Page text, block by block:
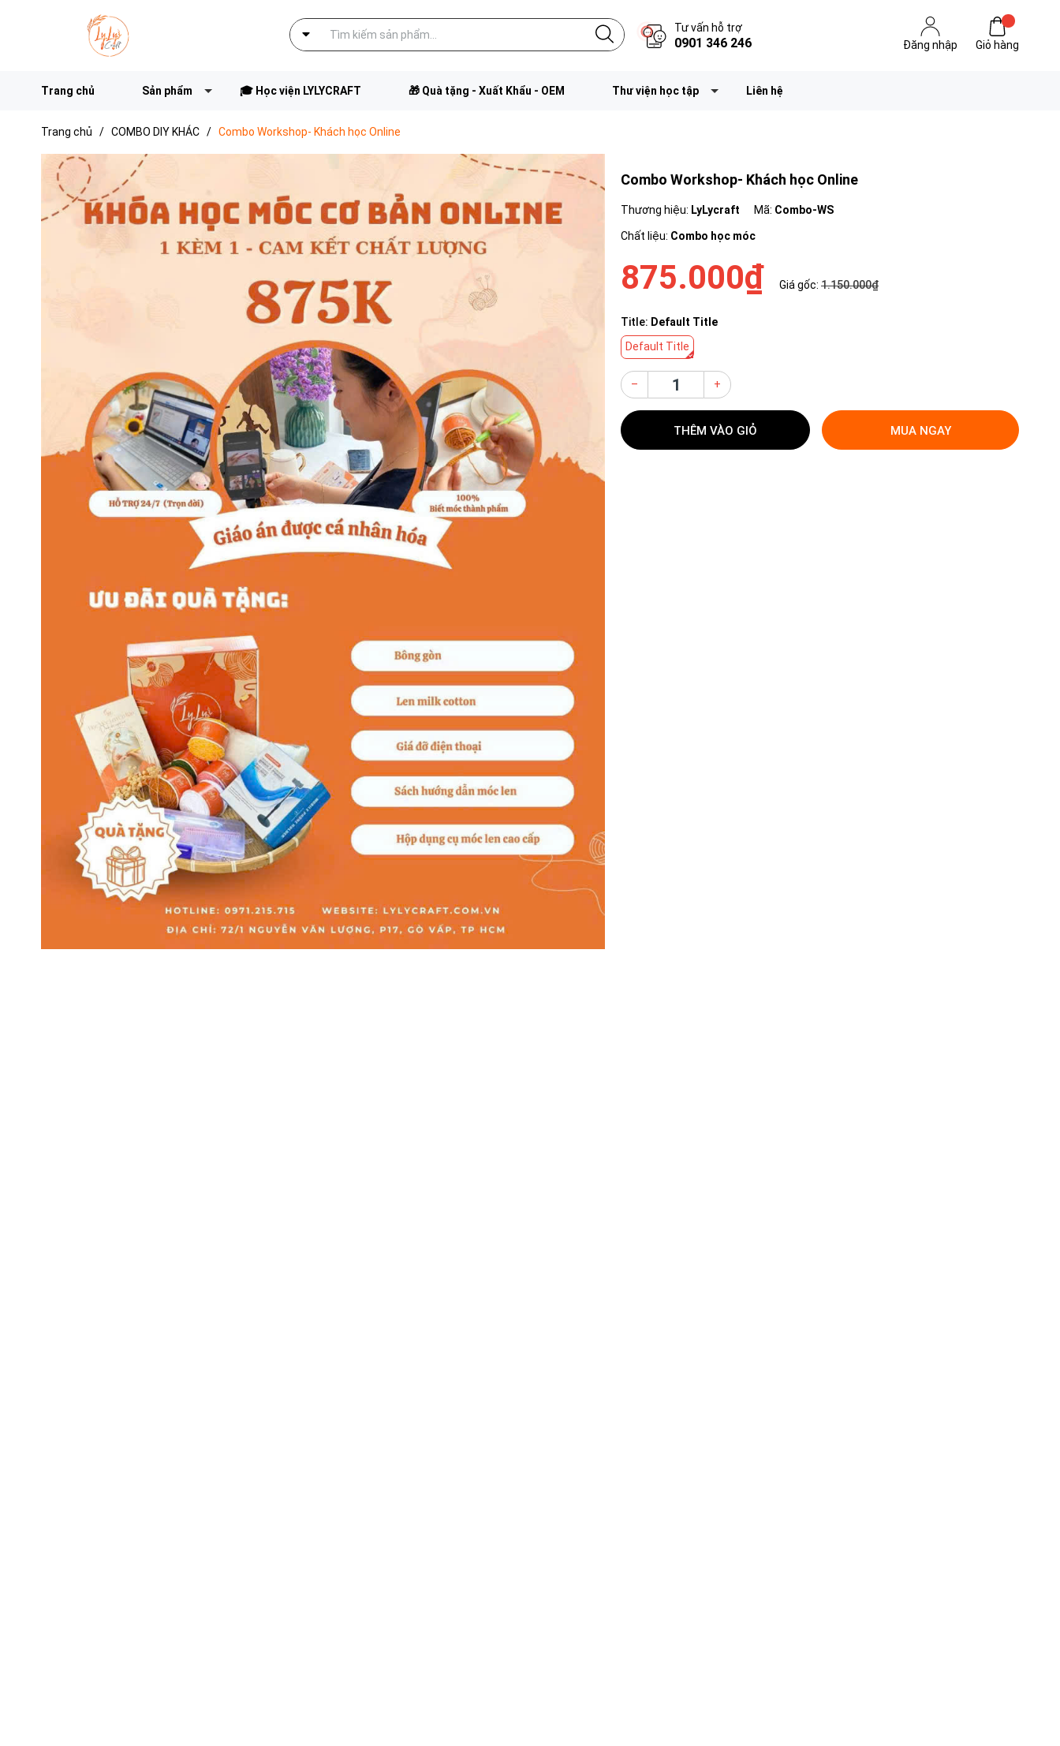
Tư vấn hỗ trợ
0901 346 246 Đăng nhập Giỏ hàng
Trang chủ Sản phẩm 🎓 Học viện LYLYCRAFT 🎁 Quà tặng - Xuất Khẩu - OEM Thư viện học tập Liên hệ
Trang chủ / COMBO DIY KHÁC / Combo Workshop- Khách học Online
Combo Workshop- Khách học Online
Thương hiệu: LyLycraft Mã: Combo-WS
Chất liệu: Combo học móc
875.000₫ Giá gốc: 1.150.000₫
Title: Default Title
Default Title
– +
THÊM VÀO GIỎ MUA NGAY